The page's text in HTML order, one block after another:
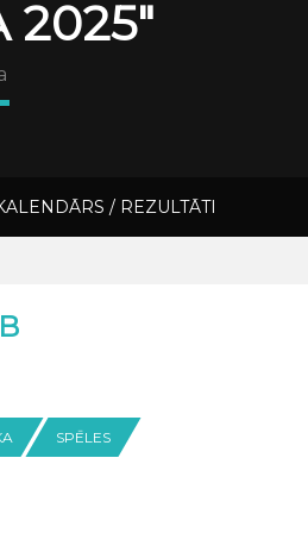
2025"
/ REZULTĀTI
SPĒLES